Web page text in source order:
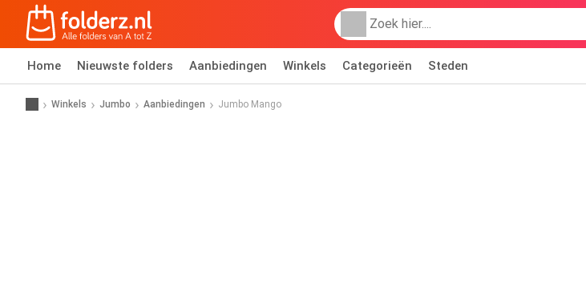
Home Nieuwste folders Aanbiedingen Winkels Categorieën Steden
Winkels Jumbo Aanbiedingen Jumbo Mango